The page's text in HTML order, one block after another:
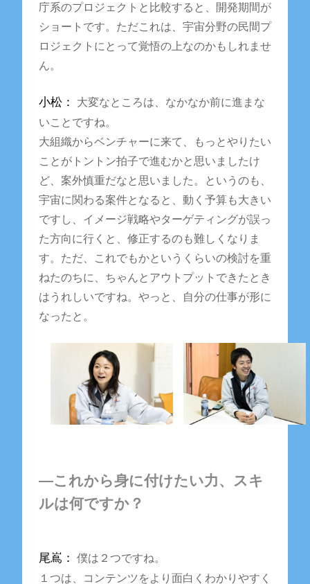
庁系のプロジェクトと比較すると、開発期間が
ショートです。ただこれは、宇宙分野の民間プ
ロジェクトにとって覚悟の上なのかもしれませ
ん。
小松：
大変なところは、なかなか前に進まな
いことですね。
大組織からベンチャーに来て、もっとやりたい
ことがトントン拍子で進むかと思いましたけ
ど、案外慎重だなと思いました。というのも、
宇宙に関わる案件となると、動く予算も大きい
ですし、イメージ戦略やターゲティングが誤っ
た方向に行くと、修正するのも難しくなりま
す。ただ、これでもかというくらいの検討を重
ねたのちに、ちゃんとアウトプットできたとき
はうれしいですね。やっと、自分の仕事が形に
なったと。
―これから身に付けたい力、スキ
ルは何ですか？
尾嶌：
僕は２つですね。
１つは、コンテンツをより面白くわかりやすく